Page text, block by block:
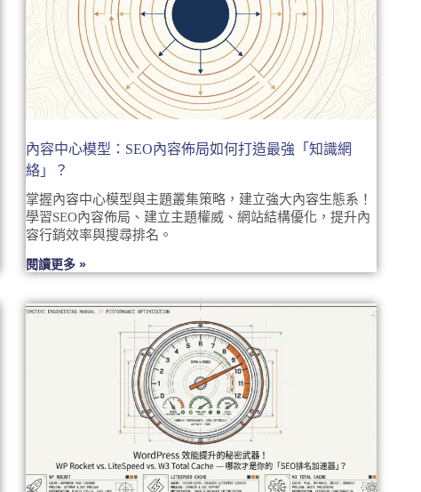
內容中心模型：SEO內容佈局如何打造最強「知識網
絡」？
掌握內容中心模型與主題叢集策略，建立強大內容生態系！
學習SEO內容佈局、建立主題權威、網站結構優化，提升內
容行銷效率與搜尋排名。
閱讀更多 »